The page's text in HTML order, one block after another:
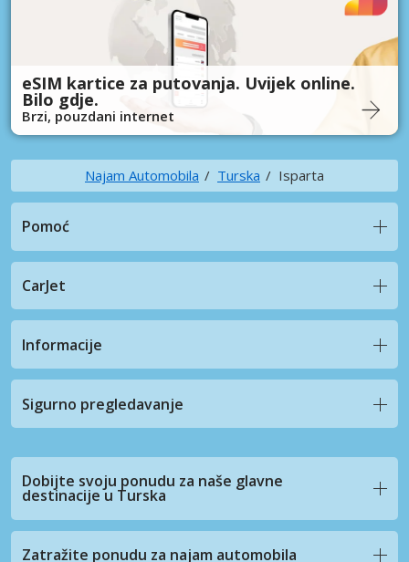
eSIM kartice za putovanja. Uvijek online.
Bilo gdje.
Brzi, pouzdani internet
Najam Automobila Turska Isparta
Pomoć
CarJet
Informacije
Sigurno pregledavanje
Dobijte svoju ponudu za naše glavne
destinacije u Turska
Zatražite ponudu za najam automobila